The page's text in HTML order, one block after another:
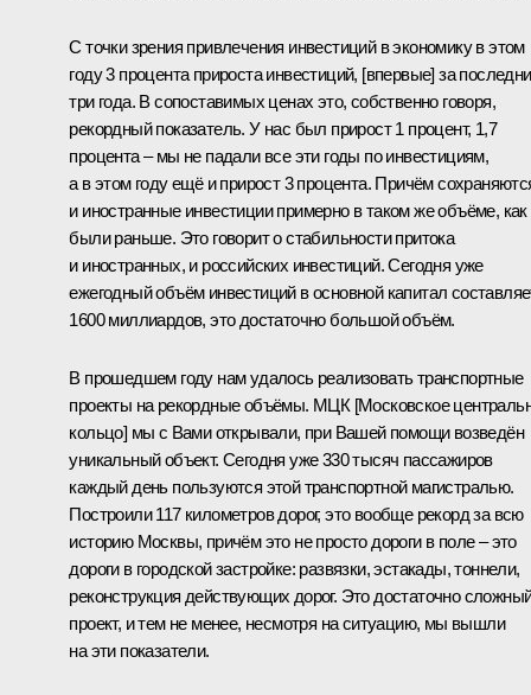
С точки зрения привлечения инвестиций в экономику в этом
году 3 процента прироста инвестиций, [впервые] за
три года. В сопоставимых ценах это, собственно говоря,
рекордный показатель. У нас был прирост 1 процент, 1,7
процента – мы не падали все эти годы по инвестициям,
а в этом году ещё и прирост 3 процента. Причём
и иностранные инвестиции примерно в таком же объёме, как
были раньше. Это говорит о стабильности притока
и иностранных, и российских инвестиций. Сегодня уже
ежегодный объём инвестиций в основной капитал
1600 миллиардов, это достаточно большой объём.
В прошедшем году нам удалось реализовать транспортные
проекты на рекордные объёмы. МЦК [Московское
кольцо] мы с Вами открывали, при Вашей помощи возведён
уникальный объект. Сегодня уже 330 тысяч пассажиров
каждый день пользуются этой транспортной магистралью.
Построили 117 километров дорог, это вообще рекорд за всю
историю Москвы, причём это не просто дороги в поле – это
дороги в городской застройке: развязки, эстакады, тоннели,
реконструкция действующих дорог. Это достаточно
проект, и тем не менее, несмотря на ситуацию, мы вышли
на эти показатели.